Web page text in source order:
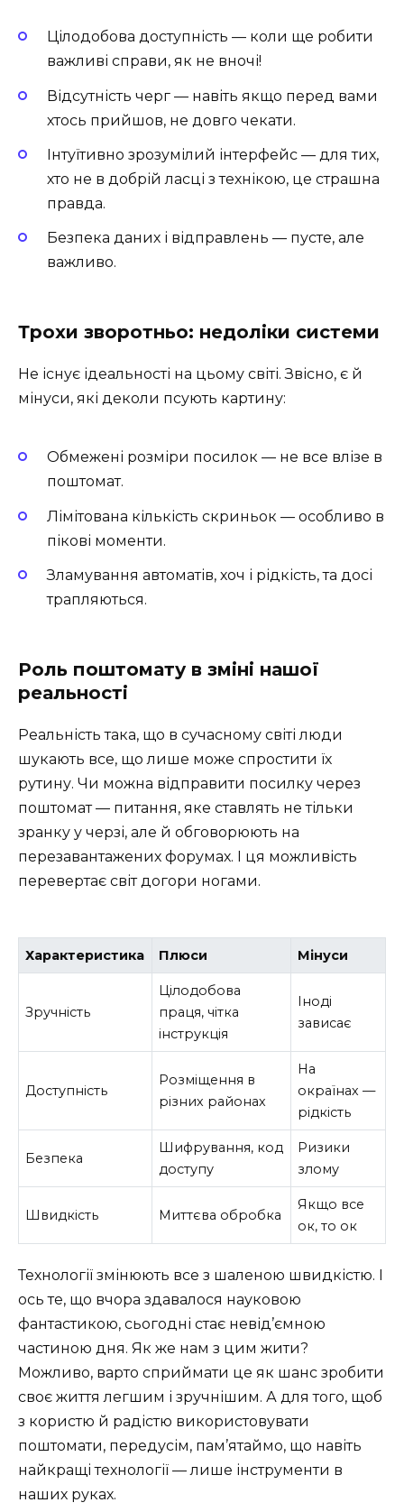
Цілодобова доступність — коли ще робити
важливі справи, як не вночі!
Відсутність черг — навіть якщо перед вами
хтось прийшов, не довго чекати.
Інтуїтивно зрозумілий інтерфейс — для тих,
хто не в добрій ласці з технікою, це страшна
правда.
Безпека даних і відправлень — пусте, але
важливо.
Трохи зворотньо: недоліки системи
Не існує ідеальності на цьому світі. Звісно, є й
мінуси, які деколи псують картину:
Обмежені розміри посилок — не все влізе в
поштомат.
Лімітована кількість скриньок — особливо в
пікові моменти.
Зламування автоматів, хоч і рідкість, та досі
трапляються.
Роль поштомату в зміні нашої
реальності
Реальність така, що в сучасному світі люди
шукають все, що лише може спростити їх
рутину. Чи можна відправити посилку через
поштомат — питання, яке ставлять не тільки
зранку у черзі, але й обговорюють на
перезавантажених форумах. І ця можливість
перевертає світ догори ногами.
Характеристика Плюси Мінуси
Зручність
Цілодобова
праця, чітка
інструкція
Іноді
зависає
Доступність
Розміщення в
різних районах
На
окраїнах —
рідкість
Безпека
Шифрування, код
доступу
Ризики
злому
Швидкість Миттєва обробка
Якщо все
ок, то ок
Технології змінюють все з шаленою швидкістю. І
ось те, що вчора здавалося науковою
фантастикою, сьогодні стає невід’ємною
частиною дня. Як же нам з цим жити?
Можливо, варто сприймати це як шанс зробити
своє життя легшим і зручнішим. А для того, щоб
з користю й радістю використовувати
поштомати, передусім, пам’ятаймо, що навіть
найкращі технології — лише інструменти в
наших руках.